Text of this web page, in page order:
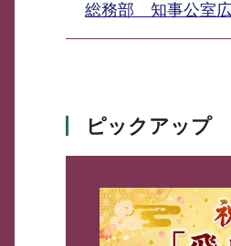
総務部 知事公室
ピックアップ